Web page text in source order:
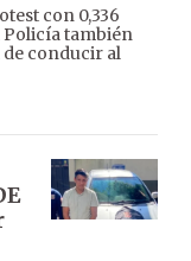
con 0,336
también
conducir al